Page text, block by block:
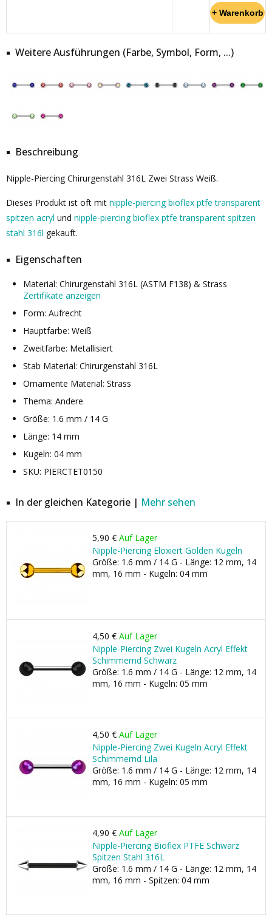
Weitere Ausführungen (Farbe, Symbol, Form, ...)
Beschreibung
Nipple-Piercing Chirurgenstahl 316L Zwei Strass Weiß.
Dieses Produkt ist oft mit nipple-piercing bioflex ptfe transparent
spitzen acryl und nipple-piercing bioflex ptfe transparent spitzen
stahl 316l gekauft.
Eigenschaften
Material: Chirurgenstahl 316L (ASTM F138) & Strass
Zertifikate anzeigen
Form: Aufrecht
Hauptfarbe: Weiß
Zweitfarbe: Metallisiert
Stab Material: Chirurgenstahl 316L
Ornamente Material: Strass
Thema: Andere
Größe: 1.6 mm / 14 G
Länge: 14 mm
Kugeln: 04 mm
SKU: PIERCTET0150
In der gleichen Kategorie | Mehr sehen
5,90 € Auf Lager
Nipple-Piercing Eloxiert Golden Kugeln
Größe: 1.6 mm / 14 G - Länge: 12 mm, 14
mm, 16 mm - Kugeln: 04 mm
4,50 € Auf Lager
Nipple-Piercing Zwei Kugeln Acryl Effekt
Schimmernd Schwarz
Größe: 1.6 mm / 14 G - Länge: 12 mm, 14
mm, 16 mm - Kugeln: 05 mm
4,50 € Auf Lager
Nipple-Piercing Zwei Kugeln Acryl Effekt
Schimmernd Lila
Größe: 1.6 mm / 14 G - Länge: 12 mm, 14
mm, 16 mm - Kugeln: 05 mm
4,90 € Auf Lager
Nipple-Piercing Bioflex PTFE Schwarz
Spitzen Stahl 316L
Größe: 1.6 mm / 14 G - Länge: 12 mm, 14
mm, 16 mm - Spitzen: 04 mm